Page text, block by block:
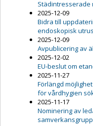
Städintresserade
2025-12-09
Bidra till
endoskopisk
2025-12-09
Avpublicering av
2025-12-02
EU-beslut om
2025-11-27
Förlängd
för vårdhygien
2025-11-17
Nominering av